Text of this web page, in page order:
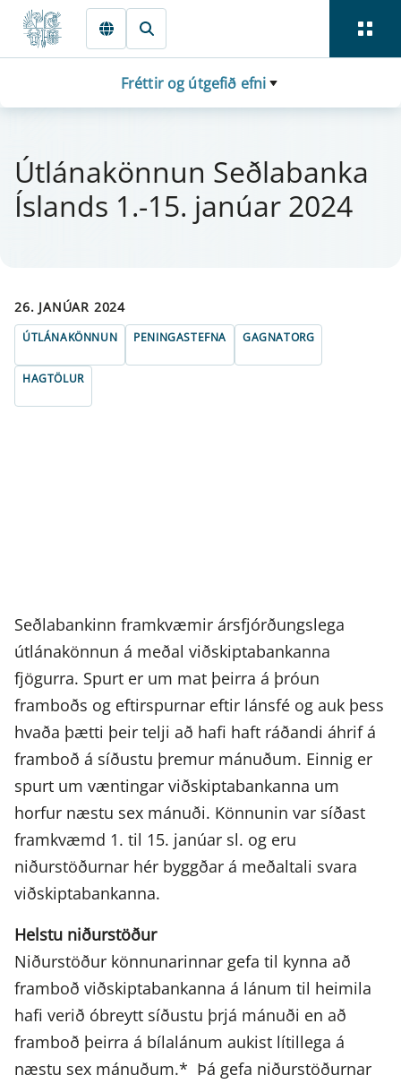
Fara beint í Meginmál
Fréttir og útgefið efni
Útlána­könn­un Seðlabanka
Íslands 1.-15. janú­ar 2024
26. JANÚAR 2024
ÚTLÁNAKÖNNUN PENINGASTEFNA GAGNATORG
HAGTÖLUR
Seðlabankinn framkvæmir ársfjórðungslega
útlánakönnun á meðal viðskiptabankanna
fjögurra. Spurt er um mat þeirra á þróun
framboðs og eftirspurnar eftir lánsfé og auk þess
hvaða þætti þeir telji að hafi haft ráðandi áhrif á
framboð á síðustu þremur mánuðum. Einnig er
spurt um væntingar viðskiptabankanna um
horfur næstu sex mánuði. Könnunin var síðast
framkvæmd 1. til 15. janúar sl. og eru
niðurstöðurnar hér byggðar á meðaltali svara
viðskiptabankanna.
Helstu niðurstöður
Niðurstöður könnunarinnar gefa til kynna að
framboð viðskiptabankanna á lánum til heimila
hafi verið óbreytt síðustu þrjá mánuði en að
framboð þeirra á bílalánum aukist lítillega á
næstu sex mánuðum.* Þá gefa niðurstöðurnar